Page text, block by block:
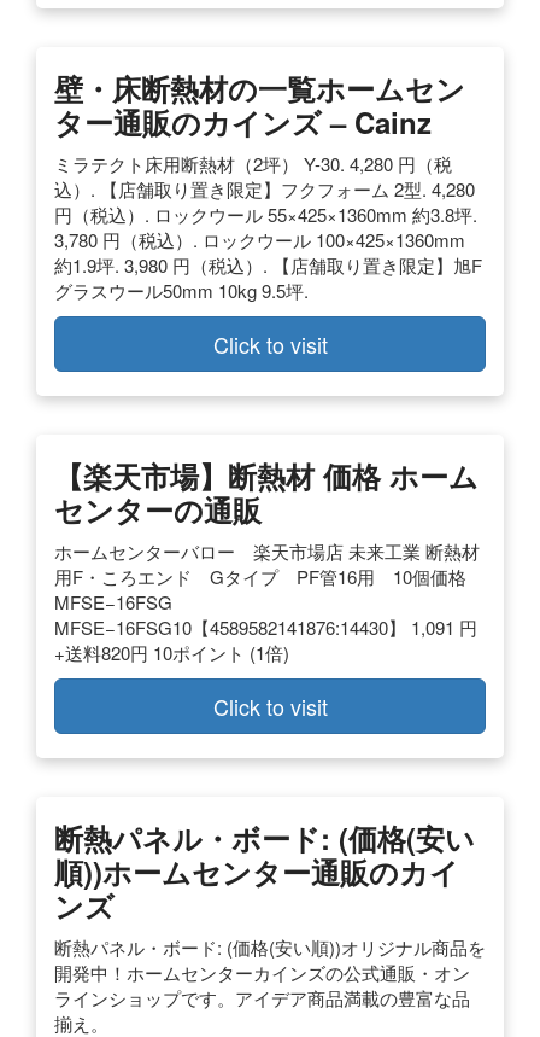
壁・床断熱材の一覧ホームセン
ター通販のカインズ – Cainz
ミラテクト床用断熱材（2坪） Y-30. 4,280 円（税
込）. 【店舗取り置き限定】フクフォーム 2型. 4,280
円（税込）. ロックウール 55×425×1360mm 約3.8坪.
3,780 円（税込）. ロックウール 100×425×1360mm
約1.9坪. 3,980 円（税込）. 【店舗取り置き限定】旭F
グラスウール50mm 10kg 9.5坪.
Click to visit
【楽天市場】断熱材 価格 ホーム
センターの通販
ホームセンターバロー 楽天市場店 未来工業 断熱材
用F・ころエンド Gタイプ PF管16用 10個価格
MFSE−16FSG
MFSE−16FSG10【4589582141876:14430】 1,091 円
+送料820円 10ポイント (1倍)
Click to visit
断熱パネル・ボード: (価格(安い
順))ホームセンター通販のカイ
ンズ
断熱パネル・ボード: (価格(安い順))オリジナル商品を
開発中！ホームセンターカインズの公式通販・オン
ラインショップです。アイデア商品満載の豊富な品
揃え。